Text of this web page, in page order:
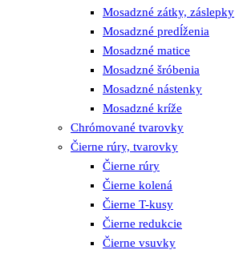
Mosadzné zátky, záslepky
Mosadzné predĺženia
Mosadzné matice
Mosadzné šróbenia
Mosadzné nástenky
Mosadzné kríže
Chrómované tvarovky
Čierne rúry, tvarovky
Čierne rúry
Čierne kolená
Čierne T-kusy
Čierne redukcie
Čierne vsuvky